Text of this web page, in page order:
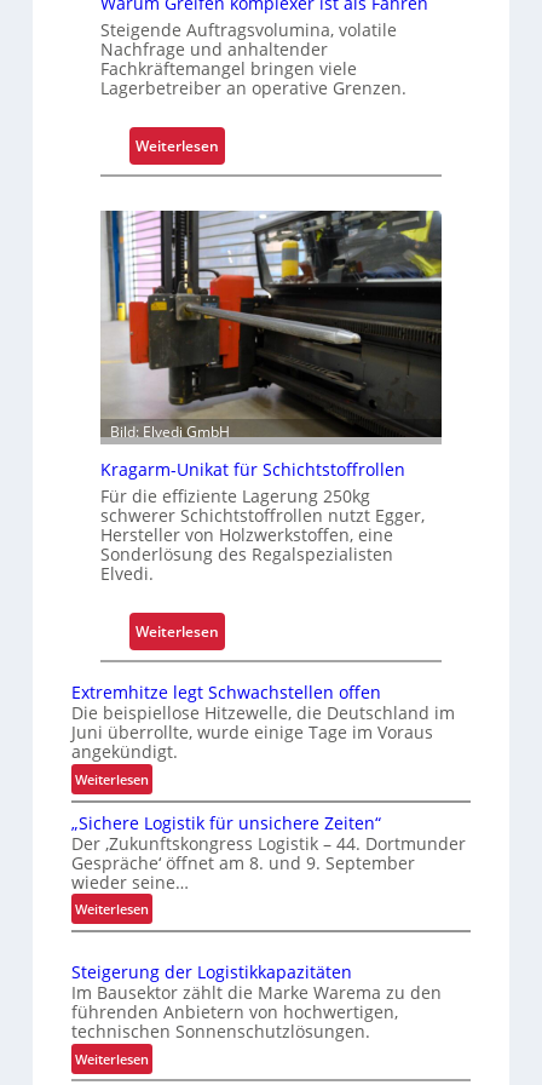
s
K
u
d
n
r
l
e
b
i
s
Steigende Auftragsvolumina, volatile
Nachfrage und anhaltender
Fachkräftemangel bringen viele
Lagerbetreiber an operative Grenzen.
Weiterlesen
W
r
u
m
G
r
i
f
e
n
k
o
m
p
e
i
s
l
s
F
r
n
Bild: Elvedi GmbH
Kragarm-Unikat für Schichtstoffrollen
Für die effiziente Lagerung 250kg
schwerer Schichtstoffrollen nutzt Egger,
Hersteller von Holzwerkstoffen, eine
Sonderlösung des Regalspezialisten
Elvedi.
Weiterlesen
K
a
g
m
-
U
k
a
t
f
ü
Extremhitze legt Schwachstellen offen
Die beispiellose Hitzewelle, die Deutschland im
Juni überrollte, wurde einige Tage im Voraus
angekündigt.
Weiterlesen:
E
x
t
r
e
m
t
z
e
e
„Sichere Logistik für unsichere Zeiten“
Der ‚Zukunftskongress Logistik – 44. Dortmunder
Gespräche‘ öffnet am 8. und 9. September
wieder seine…
Weiterlesen:
„
i
c
h
e
r
Steigerung der Logistikkapazitäten
Im Bausektor zählt die Marke Warema zu den
führenden Anbietern von hochwertigen,
technischen Sonnenschutzlösungen.
Weiterlesen:
S